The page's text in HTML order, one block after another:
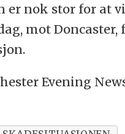
er nok stor for at
mot Doncaster,
Evening